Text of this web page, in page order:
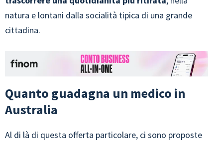
natura e lontani dalla socialità tipica di una grande
cittadina.
Quanto guadagna un medico in
Australia
Al di là di questa offerta particolare, ci sono proposte